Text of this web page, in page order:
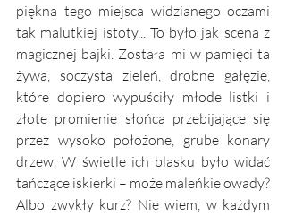
piękna tego miejsca widzianego oczami
tak malutkiej istoty... To było jak scena z
magicznej bajki. Została mi w pamięci ta
żywa, soczysta zieleń, drobne gałęzie,
które dopiero wypuściły młode listki i
złote promienie słońca przebijające się
przez wysoko położone, grube konary
drzew. W świetle ich blasku było widać
tańczące iskierki – może maleńkie owady?
Albo zwykły kurz? Nie wiem, w każdym